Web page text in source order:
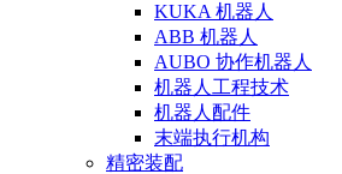
KUKA 机器人
ABB 机器人
AUBO 协作机器人
机器人工程技术
机器人配件
末端执行机构
精密装配